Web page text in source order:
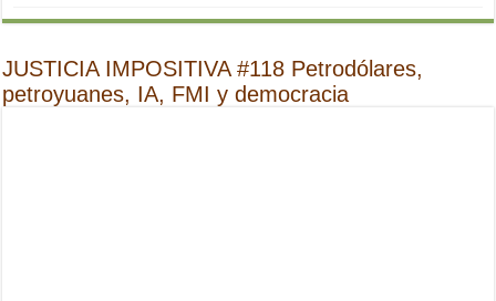
JUSTICIA IMPOSITIVA #118 Petrodólares,
petroyuanes, IA, FMI y democracia